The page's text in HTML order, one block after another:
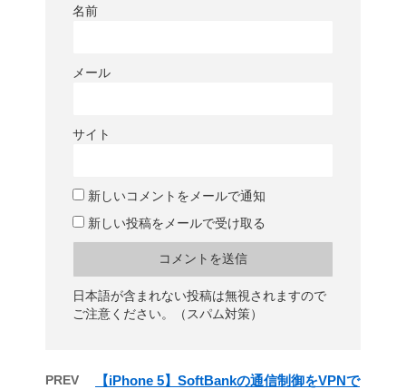
名前
メール
サイト
新しいコメントをメールで通知
新しい投稿をメールで受け取る
日本語が含まれない投稿は無視されますので
ご注意ください。（スパム対策）
PREV
【iPhone 5】SoftBankの通信制御をVPNで